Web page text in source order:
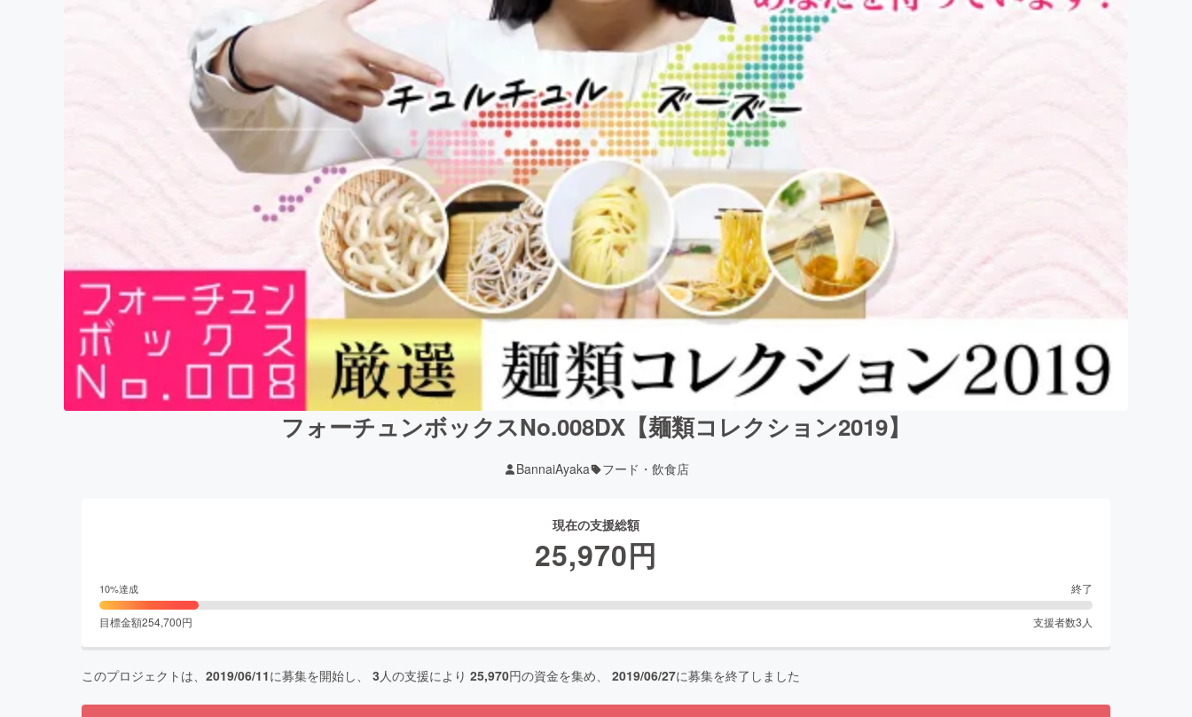
フォーチュンボックスNo.008DX【麺類コレクション2019】
BannaiAyaka フード・飲食店
現在の支援総額
25,970円
10%達成 終了
目標金額254,700円 支援者数3 人
このプロジェクトは、 2019/06/11に募集を開始し、 3人の支援により 25,970円の資金を集め、 2019/06/27に募集を終了しました